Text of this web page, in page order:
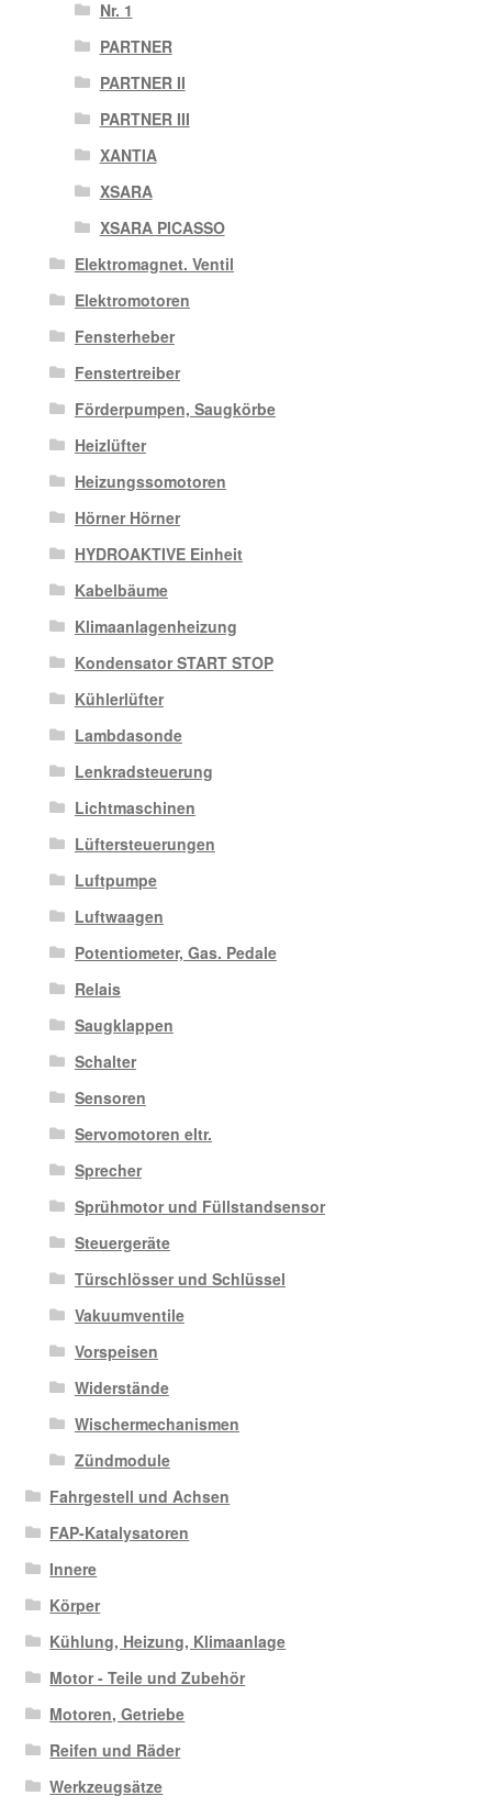
Nr. 1
PARTNER
PARTNER II
PARTNER III
XANTIA
XSARA
XSARA PICASSO
Elektromagnet. Ventil
Elektromotoren
Fensterheber
Fenstertreiber
Förderpumpen, Saugkörbe
Heizlüfter
Heizungssomotoren
Hörner Hörner
HYDROAKTIVE Einheit
Kabelbäume
Klimaanlagenheizung
Kondensator START STOP
Kühlerlüfter
Lambdasonde
Lenkradsteuerung
Lichtmaschinen
Lüftersteuerungen
Luftpumpe
Luftwaagen
Potentiometer, Gas. Pedale
Relais
Saugklappen
Schalter
Sensoren
Servomotoren eltr.
Sprecher
Sprühmotor und Füllstandsensor
Steuergeräte
Türschlösser und Schlüssel
Vakuumventile
Vorspeisen
Widerstände
Wischermechanismen
Zündmodule
Fahrgestell und Achsen
FAP-Katalysatoren
Innere
Körper
Kühlung, Heizung, Klimaanlage
Motor - Teile und Zubehör
Motoren, Getriebe
Reifen und Räder
Werkzeugsätze